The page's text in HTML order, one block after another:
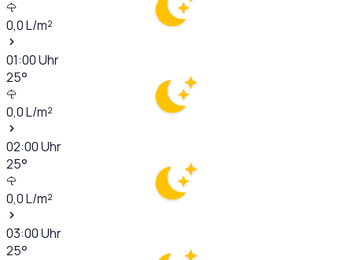
0,0L/m²
01:00Uhr
25°
0,0L/m²
02:00Uhr
25°
0,0L/m²
03:00Uhr
25°